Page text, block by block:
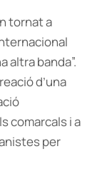
tornat a
altra banda”.
d’una
comarcals i a
per